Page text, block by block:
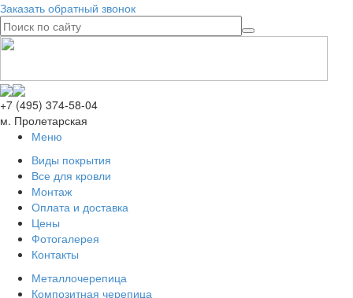
Заказать обратный звонок
+7 (495) 374-58-04
м. Пролетарская
Меню
Виды покрытия
Все для кровли
Монтаж
Оплата и доставка
Цены
Фотогалерея
Контакты
Металлочерепица
Композитная черепица